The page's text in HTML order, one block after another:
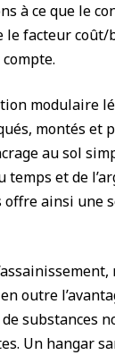
à ce que le
le facteur
modulaire
montés et
au sol
temps et de
offre ainsi une
outre
substances
Un hangar